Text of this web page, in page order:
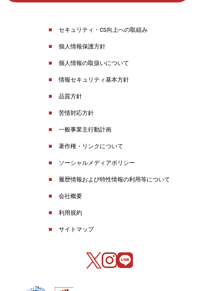
セキュリティ・CS向上への取組み
個人情報保護方針
個人情報の取扱いについて
情報セキュリティ基本方針
品質方針
苦情対応方針
一般事業主行動計画
著作権・リンクについて
ソーシャルメディアポリシー
履歴情報および特性情報の利用等について
会社概要
利用規約
サイトマップ